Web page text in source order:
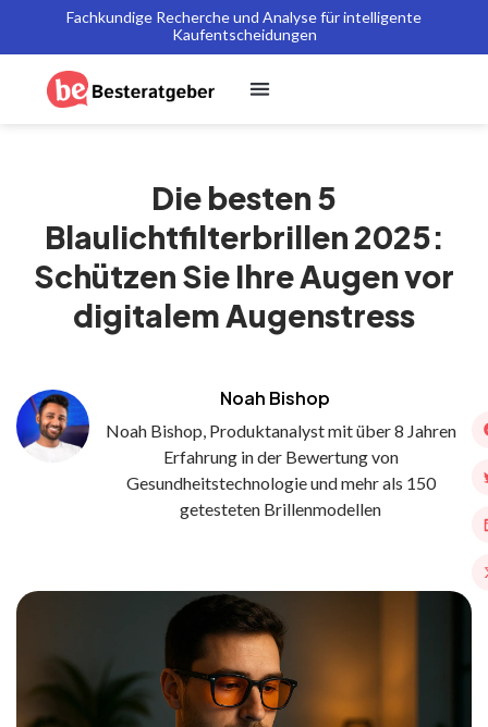
Fachkundige Recherche und Analyse für intelligente
Kaufentscheidungen
Die besten 5
Blaulichtfilterbrillen 2025:
Schützen Sie Ihre Augen vor
digitalem Augenstress
Noah Bishop
Noah Bishop, Produktanalyst mit über 8 Jahren
Erfahrung in der Bewertung von
Gesundheitstechnologie und mehr als 150
getesteten Brillenmodellen